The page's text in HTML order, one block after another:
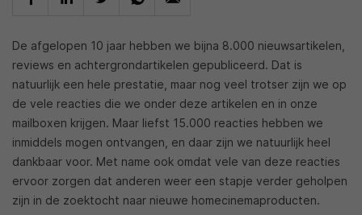
De afgelopen 10 jaar hebben we bijna 8.000 nieuwsartikelen,
reviews en achtergrondartikelen gepubliceerd. Dat is
natuurlijk een hele prestatie, maar nog veel trotser zijn we op
de vele reacties die we onder deze artikelen en in onze
mailboxen krijgen. Maar liefst 15.000 reacties hebben we
inmiddels mogen ontvangen, en daar zijn we natuurlijk heel
dankbaar voor. Met name ook omdat vele van deze reacties
ervoor zorgen dat anderen weer een stapje verder geholpen
zijn in de zoektocht naar nieuwe homecinemaproducten.